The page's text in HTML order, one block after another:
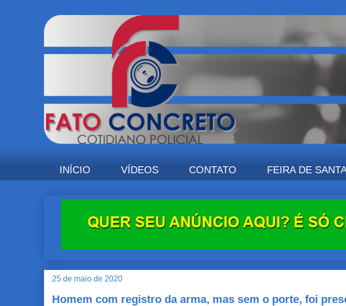
INÍCIO VÍDEOS CONTATO FEIRA DE
25 de maio de 2020
Homem com registro da arma, mas sem o porte, foi